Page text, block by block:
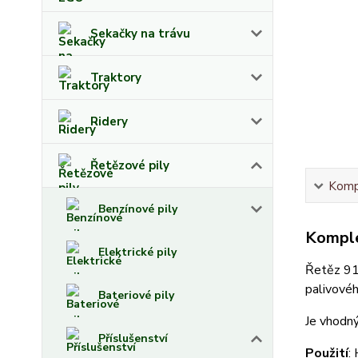
Sekačky na trávu
Traktory
Ridery
Řetězové pily
Benzínové pily
Elektrické pily
Bateriové pily
Příslušenství
Řetěz
Je
Použití: